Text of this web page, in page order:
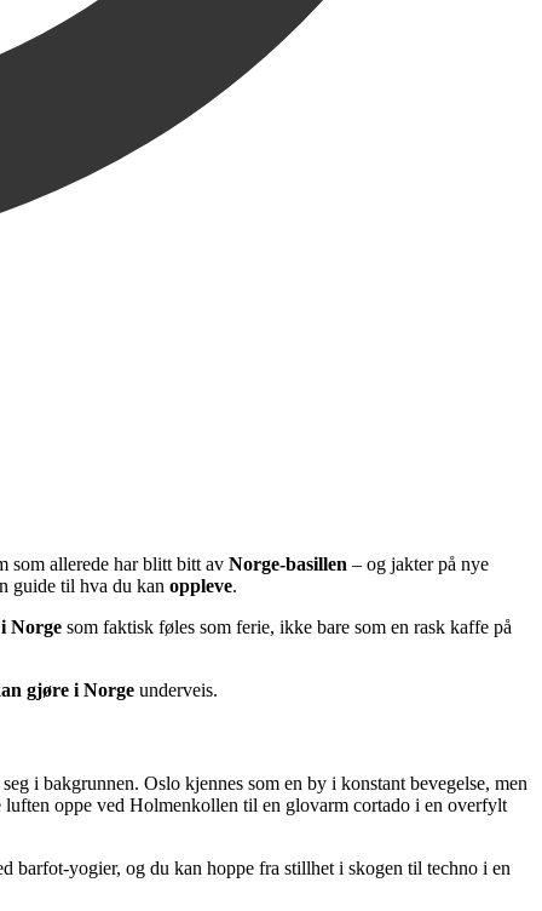
som allerede har blitt bitt av Norge-basillen – og jakter på nye
guide til hva du kan oppleve.
Norge som faktisk føles som ferie, ikke bare som en rask kaffe på
gjøre i Norge underveis.
i bakgrunnen. Oslo kjennes som en by i konstant bevegelse, men
oppe ved Holmenkollen til en glovarm cortado i en overfylt
barfot-yogier, og du kan hoppe fra stillhet i skogen til techno i en